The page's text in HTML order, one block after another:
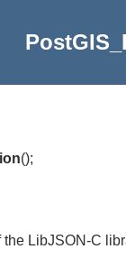
();
the LibJSON-C